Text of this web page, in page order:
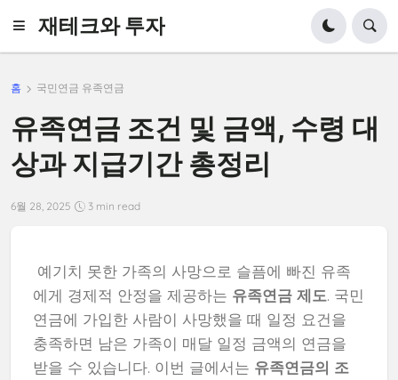
재테크와 투자
홈 국민연금 유족연금
유족연금 조건 및 금액, 수령 대
상과 지급기간 총정리
6월 28, 2025 3 min read
예기치 못한 가족의 사망으로 슬픔에 빠진 유족
에게 경제적 안정을 제공하는 유족연금 제도. 국민
연금에 가입한 사람이 사망했을 때 일정 요건을
충족하면 남은 가족이 매달 일정 금액의 연금을
받을 수 있습니다. 이번 글에서는 유족연금의 조